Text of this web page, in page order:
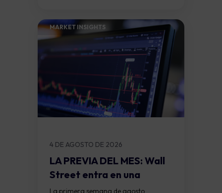
MARKET INSIGHTS​
4 DE AGOSTO DE 2026
LA PREVIA DEL MES: Wall
Street entra en una
semana...
La primera semana de agosto